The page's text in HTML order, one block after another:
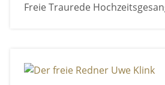
Freie Traurede